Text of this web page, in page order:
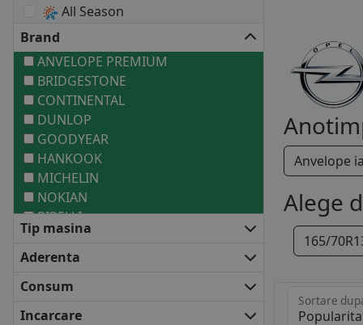
All Season
Brand
ANVELOPE PREMIUM
BRIDGESTONE
CONTINENTAL
DUNLOP
GOODYEAR
HANKOOK
MICHELIN
NOKIAN
PIRELLI
ANVELOPE MEDII
BARUM
COOPER
DEBICA
Tip masina
Aderenta
Consum
Incarcare
Anvelope
Alege
165/
Sortare